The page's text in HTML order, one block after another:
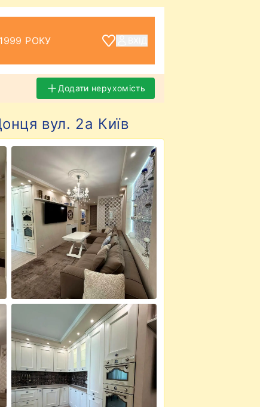
РОКУ
Додати нерухомість
вул. 2а Київ